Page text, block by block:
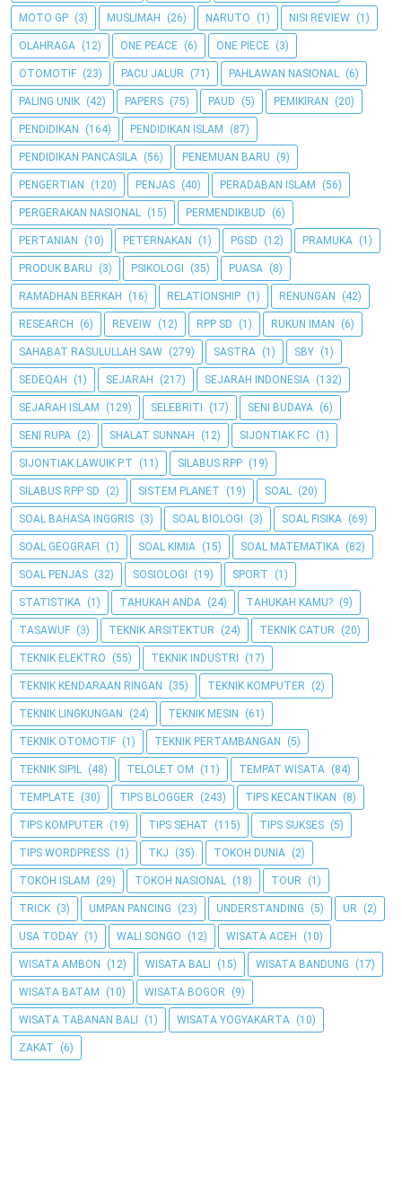
MOTO GP (3) MUSLIMAH (26) NARUTO (1) NISI REVIEW (1)
OLAHRAGA (12) ONE PEACE (6) ONE PIECE (3)
OTOMOTIF (23) PACU JALUR (71) PAHLAWAN NASIONAL (6)
PALING UNIK (42) PAPERS (75) PAUD (5) PEMIKIRAN (20)
PENDIDIKAN (164) PENDIDIKAN ISLAM (87)
PENDIDIKAN PANCASILA (56) PENEMUAN BARU (9)
PENGERTIAN (120) PENJAS (40) PERADABAN ISLAM (56)
PERGERAKAN NASIONAL (15) PERMENDIKBUD (6)
PERTANIAN (10) PETERNAKAN (1) PGSD (12) PRAMUKA (1)
PRODUK BARU (3) PSIKOLOGI (35) PUASA (8)
RAMADHAN BERKAH (16) RELATIONSHIP (1) RENUNGAN (42)
RESEARCH (6) REVEIW (12) RPP SD (1) RUKUN IMAN (6)
SAHABAT RASULULLAH SAW (279) SASTRA (1) SBY (1)
SEDEQAH (1) SEJARAH (217) SEJARAH INDONESIA (132)
SEJARAH ISLAM (129) SELEBRITI (17) SENI BUDAYA (6)
SENI RUPA (2) SHALAT SUNNAH (12) SIJONTIAK FC (1)
SIJONTIAK LAWUIK P.T (11) SILABUS RPP (19)
SILABUS RPP SD (2) SISTEM PLANET (19) SOAL (20)
SOAL BAHASA INGGRIS (3) SOAL BIOLOGI (3) SOAL FISIKA (69)
SOAL GEOGRAFI (1) SOAL KIMIA (15) SOAL MATEMATIKA (82)
SOAL PENJAS (32) SOSIOLOGI (19) SPORT (1)
STATISTIKA (1) TAHUKAH ANDA (24) TAHUKAH KAMU? (9)
TASAWUF (3) TEKNIK ARSITEKTUR (24) TEKNIK CATUR (20)
TEKNIK ELEKTRO (55) TEKNIK INDUSTRI (17)
TEKNIK KENDARAAN RINGAN (35) TEKNIK KOMPUTER (2)
TEKNIK LINGKUNGAN (24) TEKNIK MESIN (61)
TEKNIK OTOMOTIF (1) TEKNIK PERTAMBANGAN (5)
TEKNIK SIPIL (48) TELOLET OM (11) TEMPAT WISATA (84)
TEMPLATE (30) TIPS BLOGGER (243) TIPS KECANTIKAN (8)
TIPS KOMPUTER (19) TIPS SEHAT (115) TIPS SUKSES (5)
TIPS WORDPRESS (1) TKJ (35) TOKOH DUNIA (2)
TOKOH ISLAM (29) TOKOH NASIONAL (18) TOUR (1)
TRICK (3) UMPAN PANCING (23) UNDERSTANDING (5) UR (2)
USA TODAY (1) WALI SONGO (12) WISATA ACEH (10)
WISATA AMBON (12) WISATA BALI (15) WISATA BANDUNG (17)
WISATA BATAM (10) WISATA BOGOR (9)
WISATA TABANAN BALI (1) WISATA YOGYAKARTA (10)
ZAKAT (6)